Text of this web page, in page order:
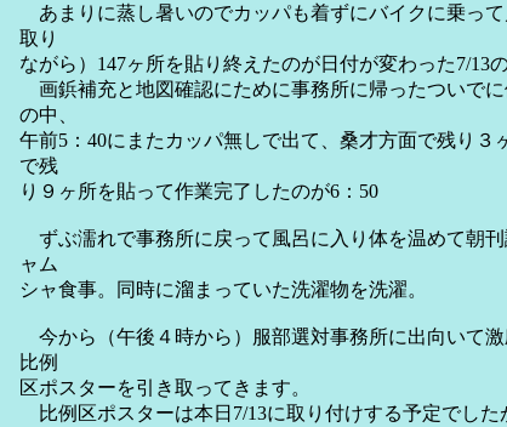
あまりに蒸し暑いのでカッパも着ずにバイクに乗っ
取り
ながら）147ヶ所を貼り終えたのが日付が変わった7/13
画鋲補充と地図確認にために事務所に帰ったついで
の中、
午前5：40にまたカッパ無しで出て、桑才方面で残り３
で残
り９ヶ所を貼って作業完了したのが6：50
ずぶ濡れで事務所に戻って風呂に入り体を温めて朝
ャム
シャ食事。同時に溜まっていた洗濯物を洗濯。
今から（午後４時から）服部選対事務所に出向いて激
比例
区ポスターを引き取ってきます。
比例区ポスターは本日7/13に取り付けする予定でした